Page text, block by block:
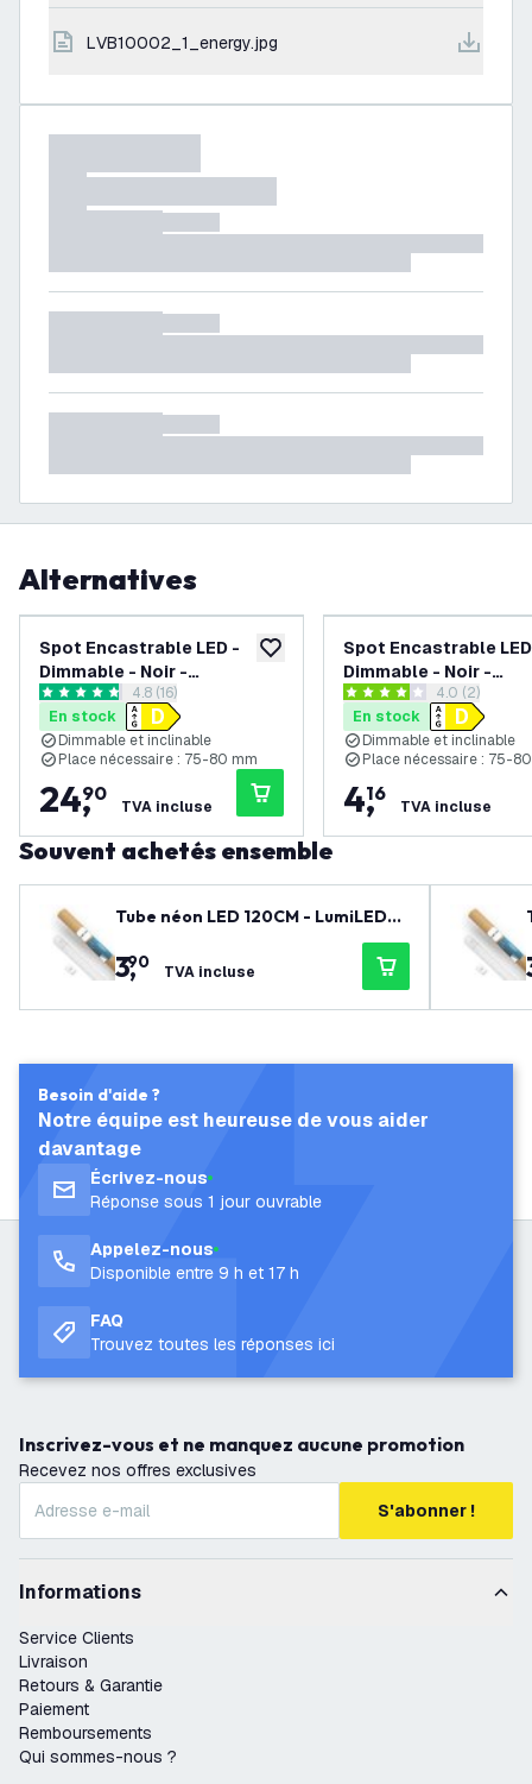
LVB10002_1_energy.jpg
Alternatives
ajouter à la liste de souhaits
Spot Encastrable LED -
Dimmable - Noir -
Amsterdam - 3W - 2700K -
Ø82mm - 6 pièces
ouvrir le tiroir des avis
4.8 étoiles de notation
4.8 (16)
En stock
Dimmable et inclinable
Place nécessaire : 75-80 mm
24,
90
TVA incluse
Spot Encastrable
Dimmable - Noir -
Amsterdam - 3W -
Ø82mm
ouvrir le
4 étoiles de notation
4.0 (2)
En stock
Dimmable et inclinable
Place nécessaire : 75-
4,
16
TVA incluse
Souvent achetés ensemble
Tube néon LED 120CM - LumiLEDs -
12W - 6500K - 1920 Lumen - Haute
efficacité
3,
90 TVA incluse
Besoin d'aide ?
Notre équipe est heureuse de vous aider
davantage
Écrivez-nous
Réponse sous 1 jour ouvrable
Appelez-nous
Disponible entre 9 h et 17 h
FAQ
Trouvez toutes les réponses ici
Inscrivez-vous et ne manquez aucune promotion
Recevez nos offres exclusives
S'abonner !
Informations
Service Clients
Livraison
Retours & Garantie
Paiement
Remboursements
Qui sommes-nous ?